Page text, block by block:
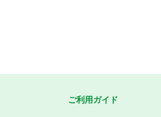
ご利用ガイド